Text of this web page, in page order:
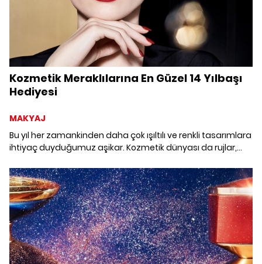
Kozmetik Meraklılarına En Güzel 14 Yılbaşı
Hediyesi
MAKYAJ
Bu yıl her zamankinden daha çok ışıltılı ve renkli tasarımlara
ihtiyaç duyduğumuz aşikar. Kozmetik dünyası da rujlar,
yeni yıla hazırlıyor.